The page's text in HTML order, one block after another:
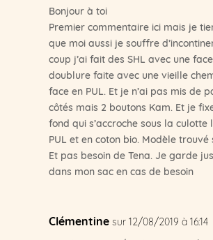
Bonjour à toi
Premier commentaire ici mais je
que moi aussi je souffre
coup j’ai fait des SHL avec une
doublure faite avec une vieille
face en PUL. Et je n’ai pas mis de
côtés mais 2 boutons Kam. Et je
fond qui s’accroche sous la culotte
PUL et en coton bio. Modèle trouvé
Et pas besoin de Tena. Je garde
dans mon sac en cas de besoin
Clémentine sur 12/08/2019 à 16:14